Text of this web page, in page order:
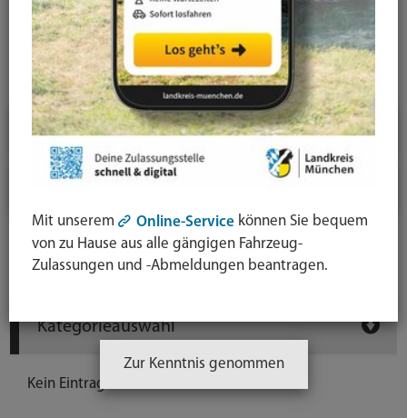
Newsarchiv
Kategorieauswahl
Kein Eintrag vorhanden.
News-Detail
Jahresauswahl
2026
2025
Mit unserem Online-Service können Sie bequem
von zu Hause aus alle gängigen Fahrzeug-
Zulassungen und -Abmeldungen beantragen.
Zur Kenntnis genommen